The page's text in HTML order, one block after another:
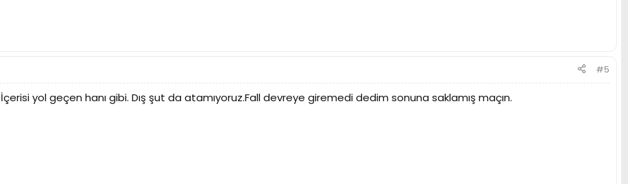
#5
yol geçen hanı gibi. Dış şut da atamıyoruz.Fall devreye giremedi dedim sonuna saklamış maçın.